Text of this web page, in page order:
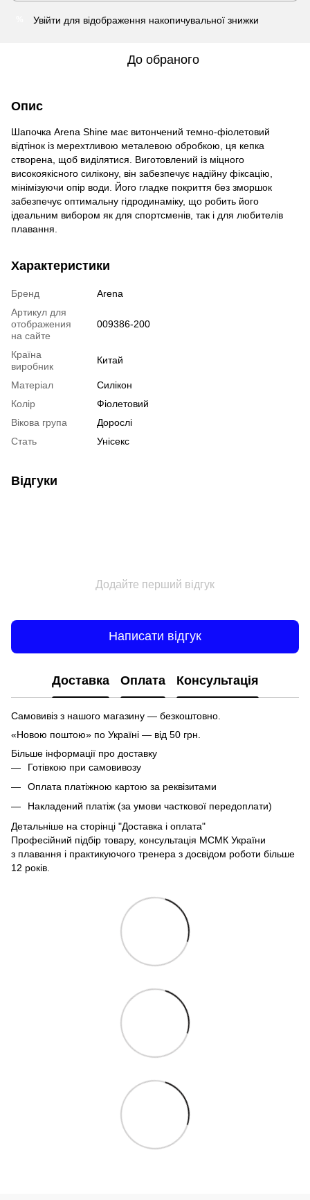
Увійти для відображення накопичувальної знижки
До обраного
Опис
Шапочка Arena Shine має витончений темно-фіолетовий
відтінок із мерехтливою металевою обробкою, ця кепка
створена, щоб виділятися. Виготовлений із міцного
високоякісного силікону, він забезпечує надійну фіксацію,
мінімізуючи опір води. Його гладке покриття без зморшок
забезпечує оптимальну гідродинаміку, що робить його
ідеальним вибором як для спортсменів, так і для любителів
плавання.
Характеристики
Бренд
Arena
Артикул для
отображения
на сайте
009386-200
Країна
виробник
Китай
Матеріал
Силікон
Колір
Фіолетовий
Вікова група
Дорослі
Стать
Унісекс
Відгуки
Додайте перший відгук
Написати відгук
Доставка Оплата Консультація
Самовивіз з нашого магазину — безкоштовно.
«Новою поштою» по Україні — від 50 грн.
Більше інформації про доставку
Готівкою при самовивозу
Оплата платіжною картою за реквізитами
Накладений платіж (за умови часткової передоплати)
Детальніше на сторінці "Доставка і оплата"
Професійний підбір товару, консультація МСМК України
з плавання і практикуючого тренера з досвідом роботи більше
12 років.